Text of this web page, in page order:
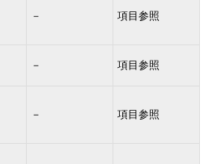
－ 項目参照
－ 項目参照
－ 項目参照